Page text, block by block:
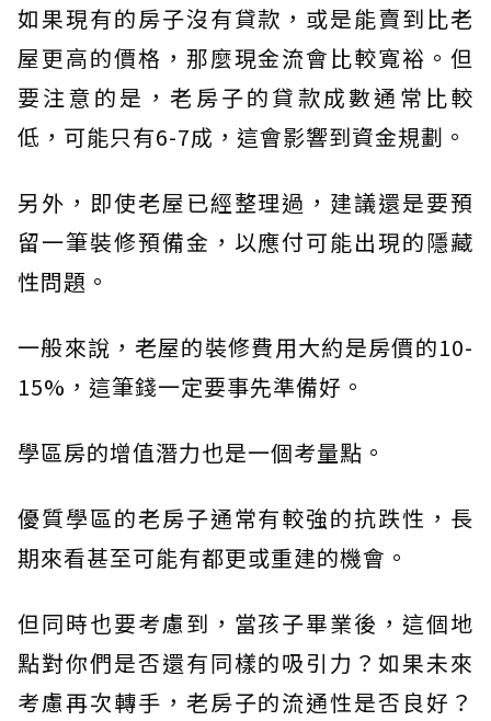
如果現有的房子沒有貸款，或是能賣到比老
屋更高的價格，那麼現金流會比較寬裕。但
要注意的是，老房子的貸款成數通常比較
低，可能只有6-7成，這會影響到資金規劃。
另外，即使老屋已經整理過，建議還是要預
留一筆裝修預備金，以應付可能出現的隱藏
性問題。
一般來說，老屋的裝修費用大約是房價的10-
15%，這筆錢一定要事先準備好。
學區房的增值潛力也是一個考量點。
優質學區的老房子通常有較強的抗跌性，長
期來看甚至可能有都更或重建的機會。
但同時也要考慮到，當孩子畢業後，這個地
點對你們是否還有同樣的吸引力？如果未來
考慮再次轉手，老房子的流通性是否良好？